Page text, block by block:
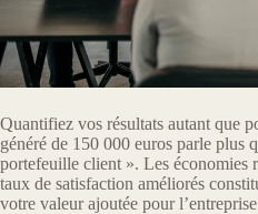
Quantifiez vos résultats autant que
généré de 150 000 euros parle plus
portefeuille client ». Les économies
taux de satisfaction améliorés
votre valeur ajoutée pour